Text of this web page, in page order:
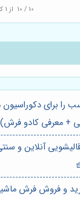
10 / 10 از 1
را برای دکوراسیون
+ معرفی کادو
آنلاین و
و فروش فرش